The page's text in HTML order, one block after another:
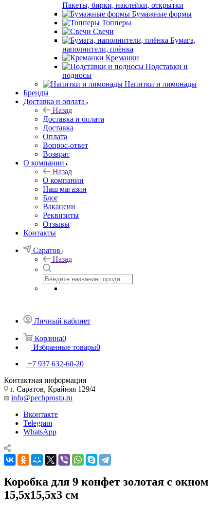
Пакеты, бирки, наклейки, открытки
Бумажные формы
Топперы
Свечи
Бумага,
наполнители, плёнка
Креманки
Подставки и
подносы
Напитки и лимонады
Бренды
Доставка и оплата
Назад
Доставка и оплата
Доставка
Оплата
Вопрос-ответ
Возврат
О компании
Назад
О компании
Наш магазин
Блог
Вакансии
Реквизиты
Отзывы
Контакты
Саратов
Назад
Личный кабинет
Корзина0
Избранные товары0
+7 937 632-60-20
Контактная информация
г. Саратов, Крайняя 129/4
info@pechprosto.ru
Вконтакте
Telegram
WhatsApp
Коробка для 9 конфет золотая с окном
15,5х15,5х3 см